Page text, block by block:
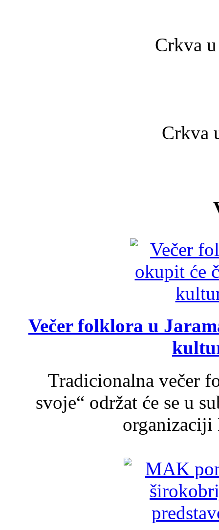
Crkva
Crkva
Večer folklora u
Tradicionalna večer
svoje“ održat će se u
organizaciji